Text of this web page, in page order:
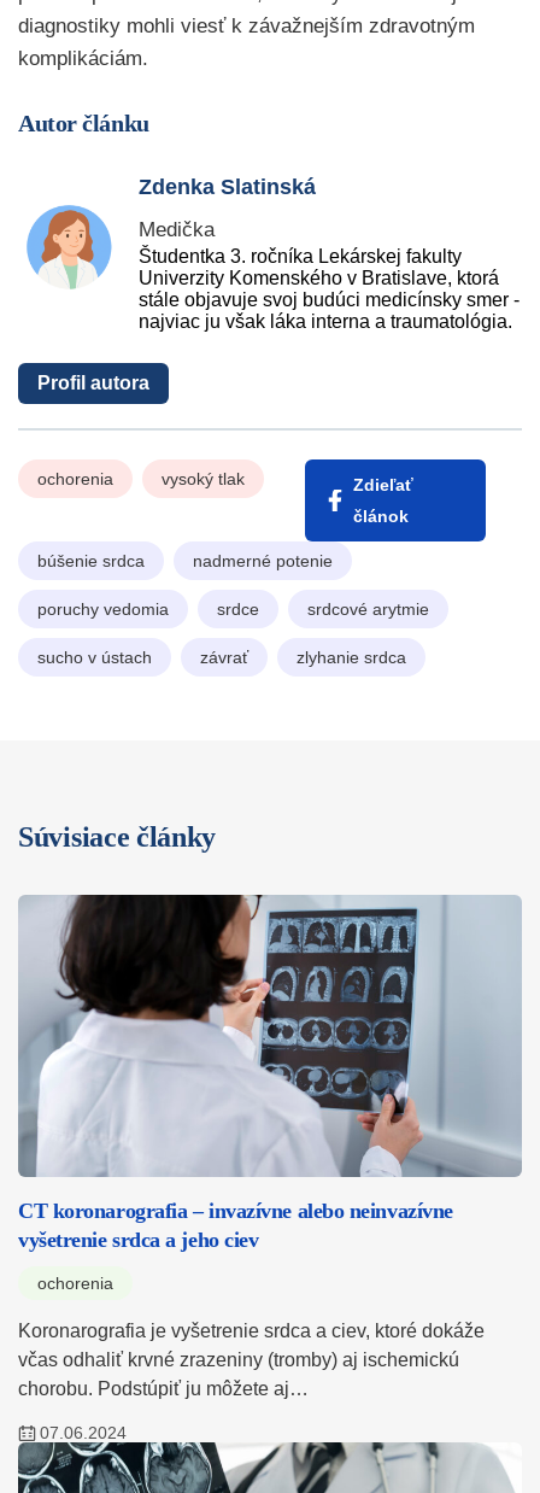
diagnostiky mohli viesť k závažnejším zdravotným
komplikáciám.
Autor článku
Zdenka Slatinská
Medička
Študentka 3. ročníka Lekárskej fakulty
Univerzity Komenského v Bratislave, ktorá
stále objavuje svoj budúci medicínsky smer -
najviac ju však láka interna a traumatológia.
Profil autora
ochorenia vysoký tlak
Zdieľať
článok
búšenie srdca nadmerné potenie
poruchy vedomia srdce srdcové arytmie
sucho v ústach závrať zlyhanie srdca
Súvisiace články
CT koronarografia – invazívne alebo neinvazívne
vyšetrenie srdca a jeho ciev
ochorenia
Koronarografia je vyšetrenie srdca a ciev, ktoré dokáže
včas odhaliť krvné zrazeniny (tromby) aj ischemickú
chorobu. Podstúpiť ju môžete aj…
07.06.2024